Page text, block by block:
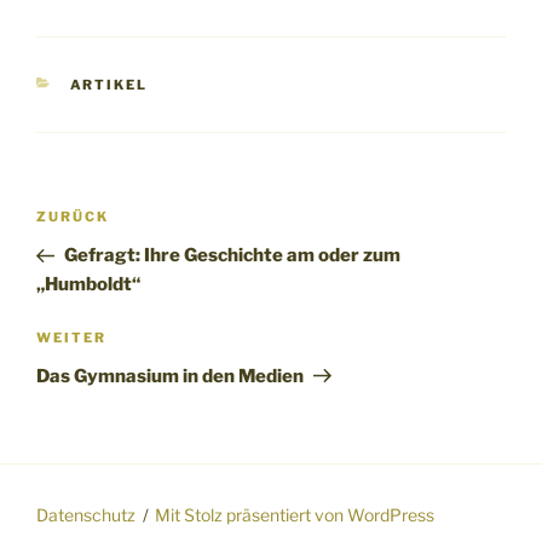
KATEGORIEN
ARTIKEL
Beitragsnavigation
Vorheriger
Beitrag
ZURÜCK
Gefragt: Ihre Geschichte am oder zum
„Humboldt“
Nächster
Beitrag
WEITER
Das Gymnasium in den Medien
Datenschutz Mit Stolz präsentiert von WordPress